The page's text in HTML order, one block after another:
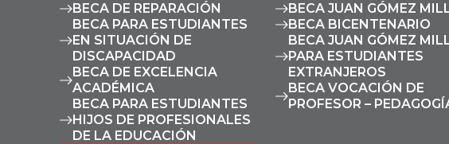
BECA DE REPARACIÓN
BECA PARA ESTUDIANTES
EN SITUACIÓN DE
DISCAPACIDAD
BECA DE EXCELENCIA
ACADÉMICA
BECA PARA ESTUDIANTES
HIJOS DE PROFESIONALES
DE LA EDUCACIÓN
BECA JUAN GÓMEZ
BECA BICENTENARIO
BECA JUAN GÓMEZ
PARA ESTUDIANTES
EXTRANJEROS
BECA VOCACIÓN DE
PROFESOR –